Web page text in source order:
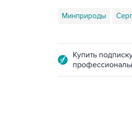
Минприроды
Купить